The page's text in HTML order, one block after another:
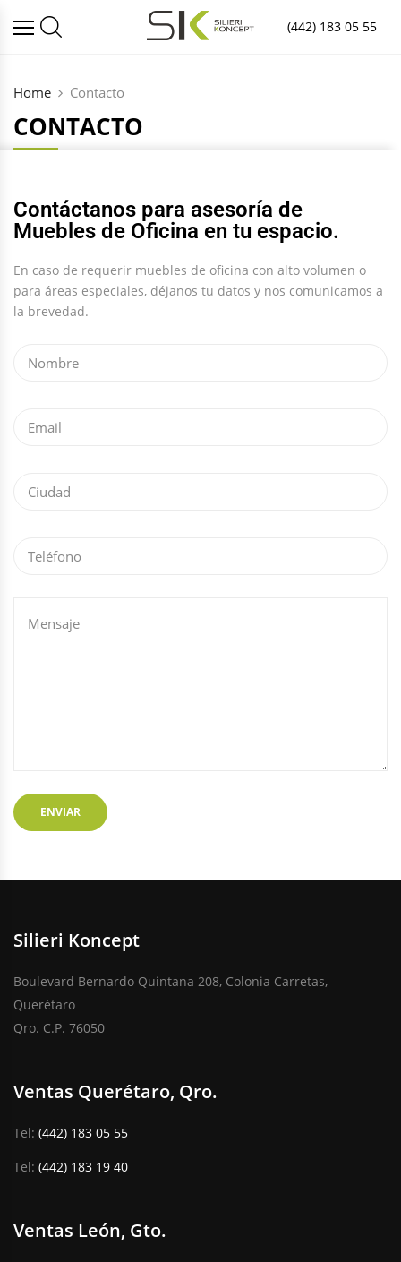
(442) 183 05 55
Home Contacto
CONTACTO
Contáctanos para asesoría de
Muebles de Oficina en tu espacio.
En caso de requerir muebles de oficina con alto volumen o
para áreas especiales, déjanos tu datos y nos comunicamos a
la brevedad.
Silieri Koncept
Boulevard Bernardo Quintana 208, Colonia Carretas,
Querétaro
Qro. C.P. 76050
Ventas Querétaro, Qro.
Tel: (442) 183 05 55
Tel: (442) 183 19 40
Ventas León, Gto.